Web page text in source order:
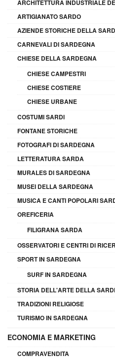
ARCHITETTURA INDUSTRIALE
ARTIGIANATO SARDO
AZIENDE STORICHE DELLA
CARNEVALI DI SARDEGNA
CHIESE DELLA SARDEGNA
CHIESE CAMPESTRI
CHIESE COSTIERE
CHIESE URBANE
COSTUMI SARDI
FONTANE STORICHE
FOTOGRAFI DI SARDEGNA
LETTERATURA SARDA
MURALES DI SARDEGNA
MUSEI DELLA SARDEGNA
MUSICA E CANTI POPOLARI
OREFICERIA
FILIGRANA SARDA
OSSERVATORI E CENTRI DI
SPORT IN SARDEGNA
SURF IN SARDEGNA
STORIA DELL'ARTE DELLA
TRADIZIONI RELIGIOSE
TURISMO IN SARDEGNA
ECONOMIA E MARKETING
COMPRAVENDITA